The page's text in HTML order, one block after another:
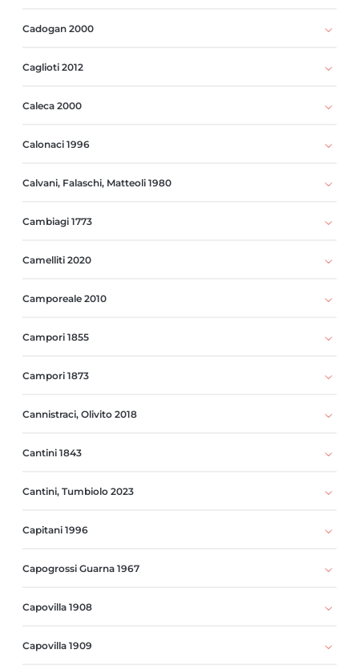
Cadogan 2000
Caglioti 2012
Caleca 2000
Calonaci 1996
Calvani, Falaschi, Matteoli 1980
Cambiagi 1773
Camelliti 2020
Camporeale 2010
Campori 1855
Campori 1873
Cannistraci, Olivito 2018
Cantini 1843
Cantini, Tumbiolo 2023
Capitani 1996
Capogrossi Guarna 1967
Capovilla 1908
Capovilla 1909